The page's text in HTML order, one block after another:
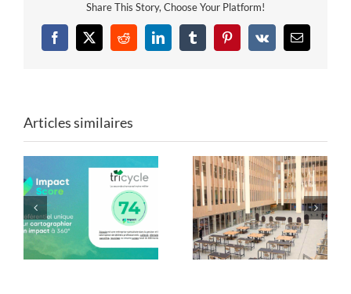
Share This Story, Choose Your Platform!
Facebook
X RedditLinkedInTumblrPinterest
Vk Email
Articles similaires
Mobilier de Paris 2024
: une seconde vie avec
Tricycle !
Les formes du réemploi
: Tricycle x ENSA Paris-
Est